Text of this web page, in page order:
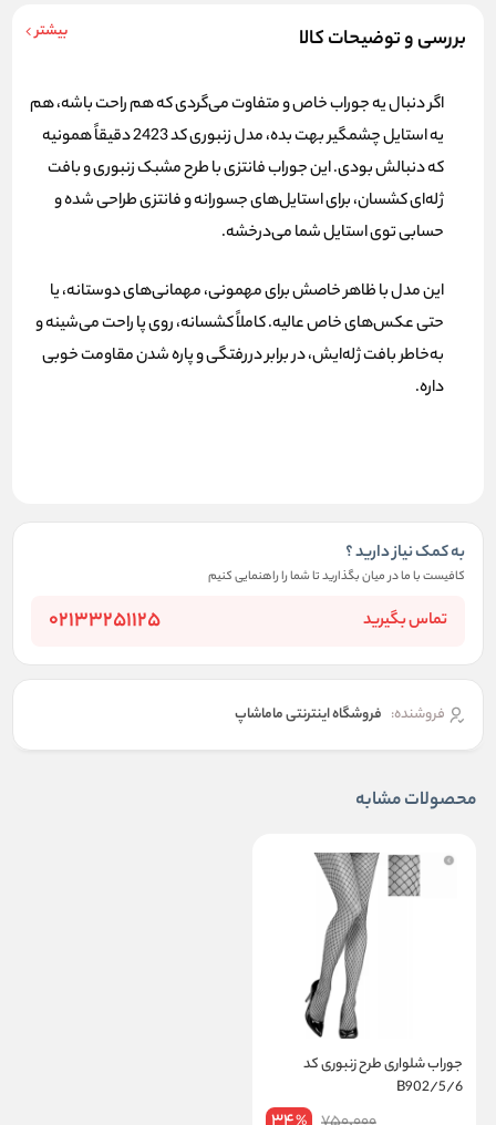
بررسی و توضیحات کالا بیشتر
اگر دنبال یه جوراب خاص و متفاوت می‌گردی که هم راحت باشه، هم
یه استایل چشمگیر بهت بده، مدل زنبوری کد 2423 دقیقاً همونیه
که دنبالش بودی. این جوراب فانتزی باطرح مشبک زنبوریو بافت
ژله‌ای کشسان، برای استایل‌های جسورانه و فانتزی طراحی شده و
حسابی توی استایل شما می‌درخشه.
این مدل با ظاهر خاصش برای مهمونی، مهمانی‌های دوستانه، یا
حتی عکس‌های خاص عالیه. کاملاً کشسانه، روی پا راحت می‌شینه و
به‌خاطر بافت ژله‌ایش، در برابر دررفتگی و پاره شدن مقاومت خوبی
داره.
به کمک نیاز دارید ؟
کافیست با ما در میان بگذارید تا شما را راهنمایی کنیم
تماس بگیرید 02133251125
فروشنده: فروشگاه اینترنتی ماماشاپ
محصولات مشابه
جوراب شلواری طرح زنبوری کد
B902/5/6